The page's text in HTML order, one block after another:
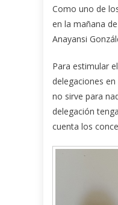
Como uno de
en la mañana
Anayansi
Para estimular
delegaciones
no sirve para
delegación
cuenta los